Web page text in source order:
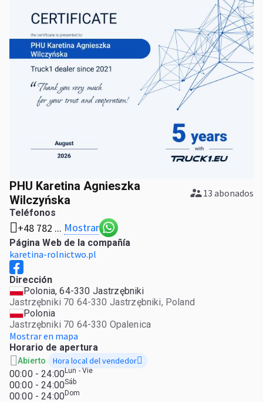
PHU Karetina Agnieszka
Wilczyńska
13 abonados
Teléfonos
+48 782 ... Mostrar
Página Web de la compañía
karetina-rolnictwo.pl
Dirección
Polonia, 64-330 Jastrzębniki
Jastrzębniki 70 64-330 Jastrzębniki, Poland
Polonia
Jastrzębniki 70 64-330 Opalenica
Mostrar en mapa
Horario de apertura
Abierto Hora local del vendedor
00:00 - 24:00Lun - Vie
00:00 - 24:00Sáb
00:00 - 24:00Dom